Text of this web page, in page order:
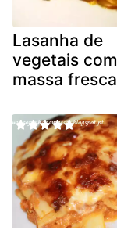
Lasanha de
vegetais com
massa fresca